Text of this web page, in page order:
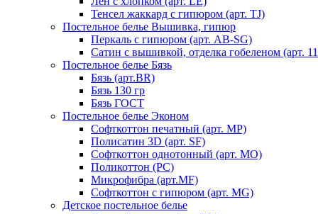
Тенсел жаккард с гипюром (арт. TJ)
Постельное белье Вышивка, гипюр
Перкаль с гипюром (арт. AB-SG)
Сатин с вышивкой, отделка гобеленом (арт.
Постельное белье Бязь
Бязь (арт.BR)
Бязь 130 гр
Бязь ГОСТ
Постельное белье Эконом
Софткоттон печатный (арт. MР)
Полисатин 3D (арт. SF)
Софткоттон однотонный (арт. MO)
Поликоттон (PC)
Микрофибра (арт.MF)
Софткоттон с гипюром (арт. MG)
Детское постельное белье